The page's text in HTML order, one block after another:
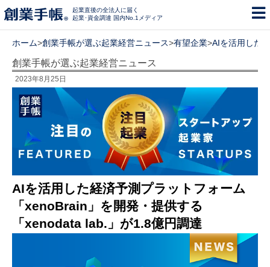
起業直後の全法人に届く
起業･資金調達 国内No.1メディア
ホーム>創業手帳が選ぶ起業経営ニュース>有望企業>AIを活用した
創業手帳が選ぶ起業経営ニュース
2023年8月25日
AIを活用した経済予測プラットフォーム
「xenoBrain」を開発・提供する
「xenodata lab.」が1.8億円調達